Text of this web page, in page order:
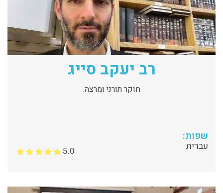
רב יעקב סייג
חוקר תורני ומרצה.
שפות:
עברית 5.0